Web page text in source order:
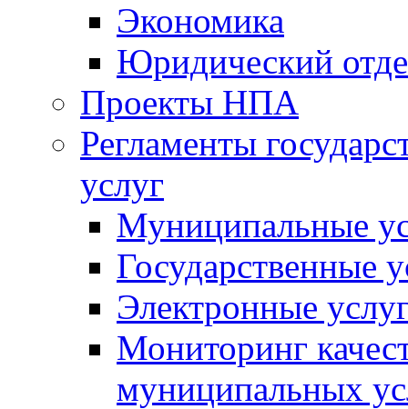
Экономика
Юридический
Проекты НПА
Регламенты
услуг
Муниципальные
Государственные
Электронные
Мониторинг
муниципальных